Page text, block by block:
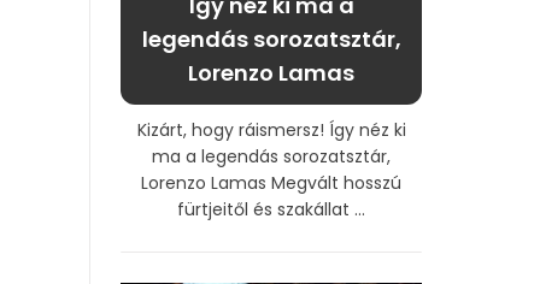
legendás sorozatsztár,
Lorenzo Lamas
Kizárt, hogy ráismersz! Így néz ki
ma a legendás sorozatsztár,
Lorenzo Lamas Megvált hosszú
fürtjeitől és szakállat ...